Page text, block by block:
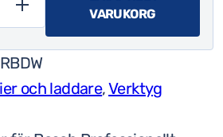
VARUKORG
och laddare,Verktyg